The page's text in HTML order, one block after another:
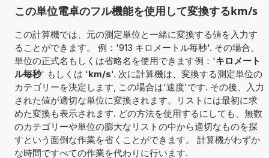
この単位電卓のフル機能を使用して変換するkm/s
この計算機では、元の測定単位と一緒に変換する値を入力す
ることができます。 例：'913 キロメートル毎秒'. その場合、
単位の正式名もしくは省略名を使用できます例：'キロメート
ル毎秒' もしくは 'km/s'. 次に計算機は、変換する測定単位の
カテゴリーを決定します, この場合は'速度'です. その後、入力
された値が適切な単位に変換されます。リストには最初に求
めた変換も表示されます. どの方法を使用するにしても、無数
のカテゴリーや単位の膨大なリストの中から適切なものを探
すという面倒な作業を省くことができます。 計算機がわずか
な時間ですべての作業を代わりに行います.